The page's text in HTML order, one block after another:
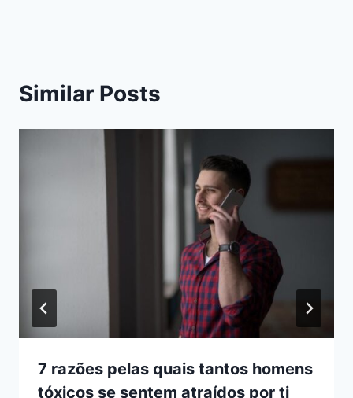
Similar Posts
7 razões pelas quais tantos homens
tóxicos se sentem atraídos por ti